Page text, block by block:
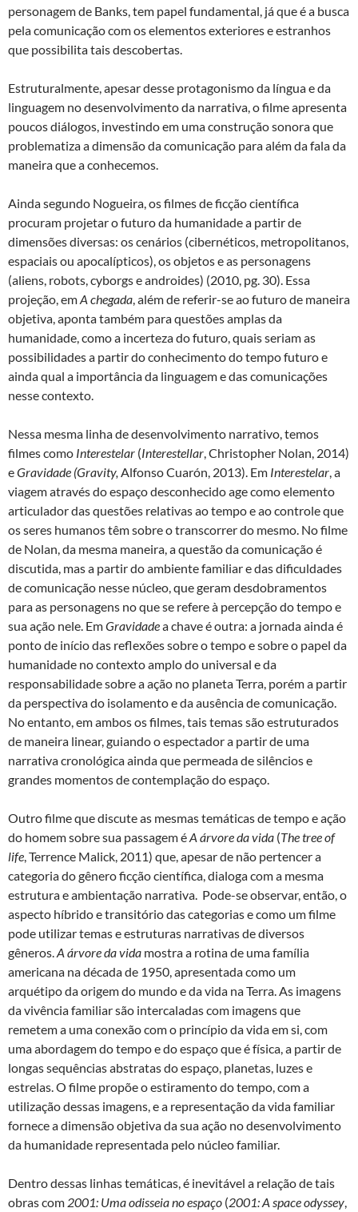
personagem de Banks, tem papel fundamental, já que é a busca
pela comunicação com os elementos exteriores e estranhos
que possibilita tais descobertas.
Estruturalmente, apesar desse protagonismo da língua e da
linguagem no desenvolvimento da narrativa, o filme apresenta
poucos diálogos, investindo em uma construção sonora que
problematiza a dimensão da comunicação para além da fala da
maneira que a conhecemos.
Ainda segundo Nogueira, os filmes de ficção científica
procuram projetar o futuro da humanidade a partir de
dimensões diversas: os cenários (cibernéticos, metropolitanos,
espaciais ou apocalípticos), os objetos e as personagens
(aliens, robots, cyborgs e androides) (2010, pg. 30). Essa
projeção, emA chegada, além de referir-se ao futuro de maneira
objetiva, aponta também para questões amplas da
humanidade, como a incerteza do futuro, quais seriam as
possibilidades a partir do conhecimento do tempo futuro e
ainda qual a importância da linguagem e das comunicações
nesse contexto.
Nessa mesma linha de desenvolvimento narrativo, temos
filmes como Interestelar (Interestellar, Christopher Nolan, 2014)
eGravidade (Gravity, Alfonso Cuarón, 2013). Em Interestelar, a
viagem através do espaço desconhecido age como elemento
articulador das questões relativas ao tempo e ao controle que
os seres humanos têm sobre o transcorrer do mesmo. No filme
de Nolan, da mesma maneira, a questão da comunicação é
discutida, mas a partir do ambiente familiar e das dificuldades
de comunicação nesse núcleo, que geram desdobramentos
para as personagens no que se refere à percepção do tempo e
sua ação nele. EmGravidadea chave é outra: a jornada ainda é
ponto de início das reflexões sobre o tempo e sobre o papel da
humanidade no contexto amplo do universal e da
responsabilidade sobre a ação no planeta Terra, porém a partir
da perspectiva do isolamento e da ausência de comunicação.
No entanto, em ambos os filmes, tais temas são estruturados
de maneira linear, guiando o espectador a partir de uma
narrativa cronológica ainda que permeada de silêncios e
grandes momentos de contemplação do espaço.
Outro filme que discute as mesmas temáticas de tempo e ação
do homem sobre sua passagem éA árvore da vida (The tree of
life, Terrence Malick, 2011) que, apesar de não pertencer a
categoria do gênero ficção científica, dialoga com a mesma
estrutura e ambientação narrativa. Pode-se observar, então, o
aspecto híbrido e transitório das categorias e como um filme
pode utilizar temas e estruturas narrativas de diversos
gêneros.A árvore da vida mostra a rotina de uma família
americana na década de 1950, apresentada como um
arquétipo da origem do mundo e da vida na Terra. As imagens
da vivência familiar são intercaladas com imagens que
remetem a uma conexão com o princípio da vida em si, com
uma abordagem do tempo e do espaço que é física, a partir de
longas sequências abstratas do espaço, planetas, luzes e
estrelas. O filme propõe o estiramento do tempo, com a
utilização dessas imagens, e a representação da vida familiar
fornece a dimensão objetiva da sua ação no desenvolvimento
da humanidade representada pelo núcleo familiar.
Dentro dessas linhas temáticas, é inevitável a relação de tais
obras com 2001: Uma odisseia no espaço (2001: A space odyssey,